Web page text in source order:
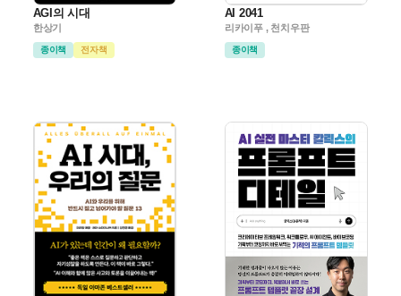
AGI의 시대
한상기
종이책 전자책
AI 2041
리카이푸 , 천치우판
종이책